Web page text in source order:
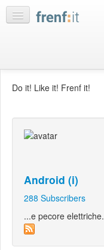
discussions
Best
:LISTS
Do it! Like it! Frenf it!
Android (i)
288 Subscribers
...e pecore elettriche.